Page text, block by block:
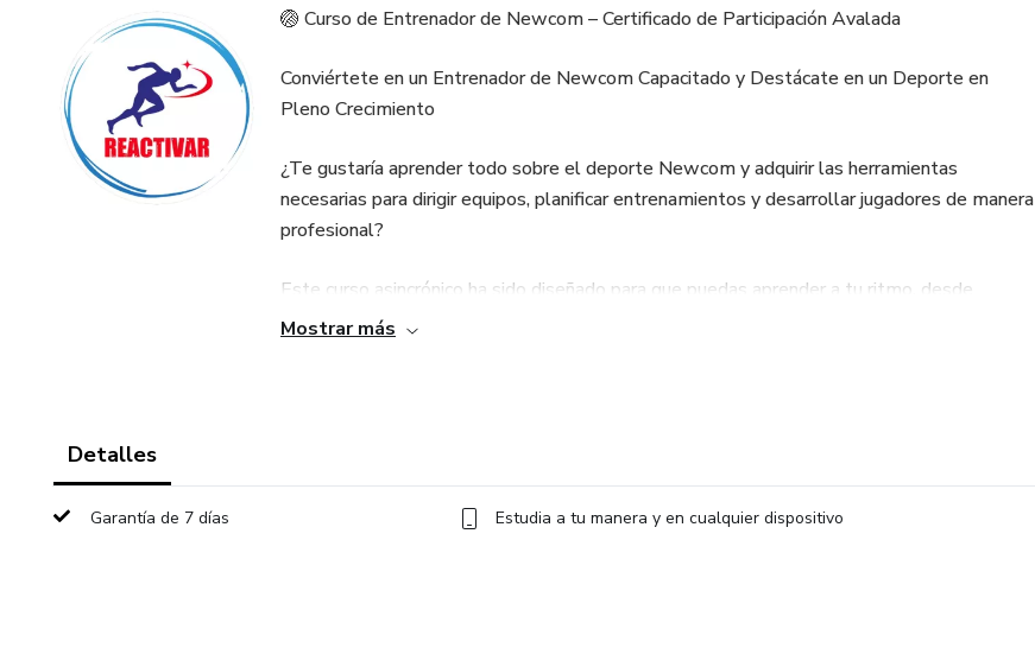
🏐 Curso de Entrenador de Newcom – Certificado de Participación Avalada
Conviértete en un Entrenador de Newcom Capacitado y Destácate en un Deporte en
Pleno Crecimiento
¿Te gustaría aprender todo sobre el deporte Newcom y adquirir las herramientas
necesarias para dirigir equipos, planificar entrenamientos y desarrollar jugadores de manera
profesional?
Este curso asincrónico ha sido diseñado para que puedas aprender a tu ritmo, desde
cualquier lugar y en cualquier momento, accediendo a clases reales grabadas, material de
Mostrar más
Detalles
Garantía de 7 días Estudia a tu manera y en cualquier dispositivo